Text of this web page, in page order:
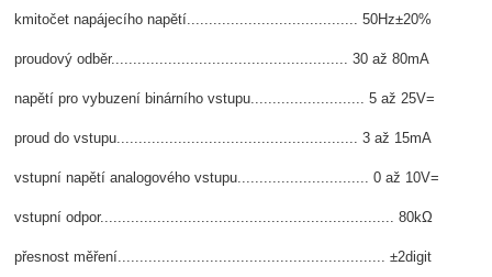
kmitočet napájecího napětí....................................... 50Hz±20%
proudový odběr...................................................... 30 až 80mA
napětí pro vybuzení binárního vstupu.......................... 5 až 25V=
proud do vstupu....................................................... 3 až 15mA
vstupní napětí analogového vstupu.............................. 0 až 10V=
vstupní odpor................................................................... 80kΩ
přesnost měření............................................................. ±2digit